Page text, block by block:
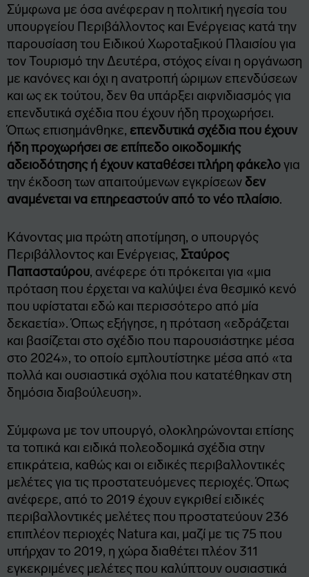
Σύμφωνα με όσα ανέφεραν η πολιτική ηγεσία του
υπουργείου Περιβάλλοντος και Ενέργειας κατά την
παρουσίαση του Ειδικού Χωροταξικού Πλαισίου για
τον Τουρισμό την Δευτέρα, στόχος είναι η οργάνωση
με κανόνες και όχι η ανατροπή ώριμων επενδύσεων
και ως εκ τούτου, δεν θα υπάρξει αιφνιδιασμός για
επενδυτικά σχέδια που έχουν ήδη προχωρήσει.
Όπως επισημάνθηκε, επενδυτικά σχέδια που έχουν
ήδη προχωρήσει σε επίπεδο οικοδομικής
αδειοδότησης ή έχουν καταθέσει πλήρη φάκελογια
την έκδοση των απαιτούμενων εγκρίσεων δεν
αναμένεται να επηρεαστούν από το νέο πλαίσιο.
Κάνοντας μια πρώτη αποτίμηση, ο υπουργός
Περιβάλλοντος και Ενέργειας, Σταύρος
Παπασταύρου, ανέφερε ότι πρόκειται για «μια
πρόταση που έρχεται να καλύψει ένα θεσμικό κενό
που υφίσταται εδώ και περισσότερο από μία
δεκαετία». Όπως εξήγησε, η πρόταση «εδράζεται
και βασίζεται στο σχέδιο που παρουσιάστηκε μέσα
στο 2024», το οποίο εμπλουτίστηκε μέσα από «τα
πολλά και ουσιαστικά σχόλια που κατατέθηκαν στη
δημόσια διαβούλευση».
Σύμφωνα με τον υπουργό, ολοκληρώνονται επίσης
τα τοπικά και ειδικά πολεοδομικά σχέδια στην
επικράτεια, καθώς και οι ειδικές περιβαλλοντικές
μελέτες για τις προστατευόμενες περιοχές. Όπως
ανέφερε, από το 2019 έχουν εγκριθεί ειδικές
περιβαλλοντικές μελέτες που προστατεύουν 236
επιπλέον περιοχές Natura και, μαζί με τις 75 που
υπήρχαν το 2019, η χώρα διαθέτει πλέον 311
εγκεκριμένες μελέτες που καλύπτουν ουσιαστικά